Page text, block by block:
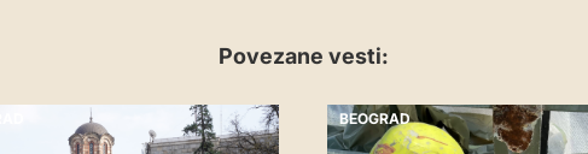
Povezane vesti:
BEOGRAD